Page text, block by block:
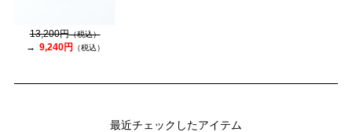
13,200円（税込）
9,240円 （税込）
最近チェックしたアイテム